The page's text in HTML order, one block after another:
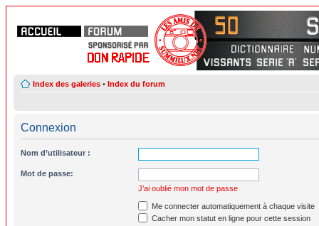
Index des galeries • Index du forum
Connexion
Nom d’utilisateur :
Mot de passe:
J’ai oublié mon mot de passe
Me connecter automatiquement à chaque visite
Cacher mon statut en ligne pour cette session